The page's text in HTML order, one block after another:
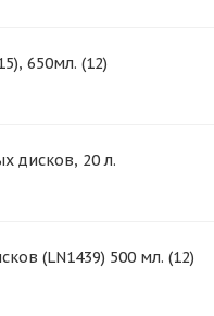
650мл. (12)
дисков, 20 л.
(LN1439) 500 мл. (12)